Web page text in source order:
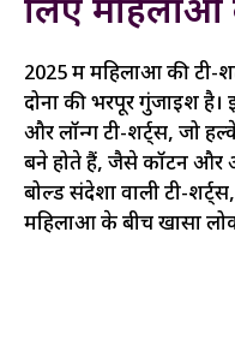
लिए महिलाओं
2025 में महिलाओं की टी-
दोनों की भरपूर गुंजाइश है।
और लॉन्ग टी-शर्ट्स, जो
बने होते हैं, जैसे कॉटन और
बोल्ड संदेशों वाली टी-
महिलाओं के बीच खासा